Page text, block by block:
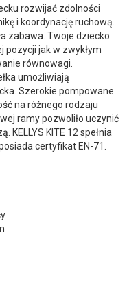
rozwijać zdolności
i koordynację ruchową.
zabawa. Twoje dziecko
pozycji jak w zwykłym
równowagi.
umożliwiają
Szerokie pompowane
na różnego rodzaju
ramy pozwoliło uczynić
KELLYS KITE 12 spełnia
certyfikat EN-71.